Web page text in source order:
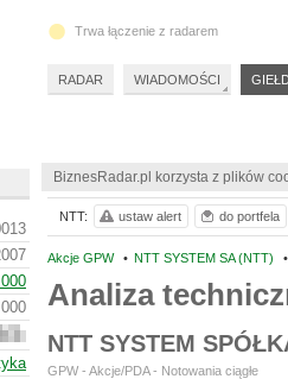
BiznesRadar.pl korzysta z plików
Akcje GPW • NTT SYSTEM SA (NTT) •
Analiza
NTT SYSTEM
GPW - Akcje/PDA - Notowania ciągłe
NTT: ustaw alert do portfela
227
034
000
Trwa łączenie z radarem
RADAR WIADOMOŚCI